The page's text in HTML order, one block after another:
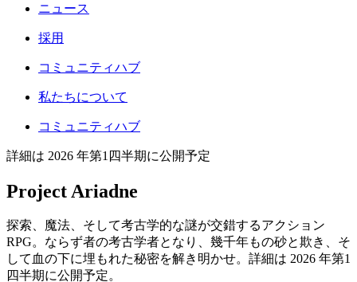
ニュース
採用
コミュニティハブ
私たちについて
コミュニティハブ
詳細は 2026 年第1四半期に公開予定
Project Ariadne
探索、魔法、そして考古学的な謎が交錯するアクション
RPG。ならず者の考古学者となり、幾千年もの砂と欺き、そ
して血の下に埋もれた秘密を解き明かせ。詳細は 2026 年第1
四半期に公開予定。